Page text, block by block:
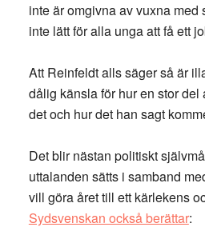
inte är omgivna av vuxna med
inte lätt för alla unga att få ett
Att Reinfeldt alls säger så är
dålig känsla för hur en stor
det och hur det han sagt
Det blir nästan politiskt
uttalanden sätts i samband
vill göra året till ett kärlekens
Sydsvenskan också berättar: